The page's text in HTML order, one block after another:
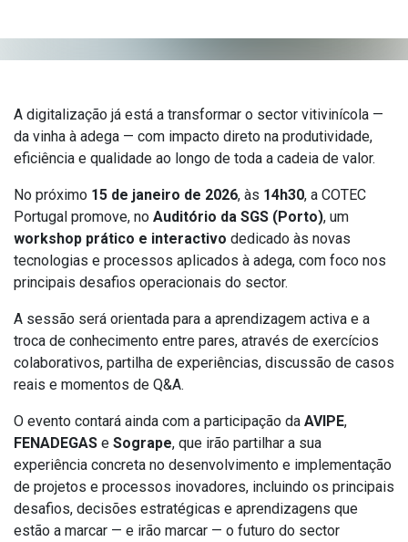
A digitalização já está a transformar o sector vitivinícola —
da vinha à adega — com impacto direto na produtividade,
eficiência e qualidade ao longo de toda a cadeia de valor.
No próximo 15 de janeiro de 2026, às 14h30, a COTEC
Portugal promove, no Auditório da SGS (Porto), um
workshop prático e interactivo dedicado às novas
tecnologias e processos aplicados à adega, com foco nos
principais desafios operacionais do sector.
A sessão será orientada para a aprendizagem activa e a
troca de conhecimento entre pares, através de exercícios
colaborativos, partilha de experiências, discussão de casos
reais e momentos de Q&A.
O evento contará ainda com a participação da AVIPE,
FENADEGAS e Sogrape, que irão partilhar a sua
experiência concreta no desenvolvimento e implementação
de projetos e processos inovadores, incluindo os principais
desafios, decisões estratégicas e aprendizagens que
estão a marcar — e irão marcar — o futuro do sector